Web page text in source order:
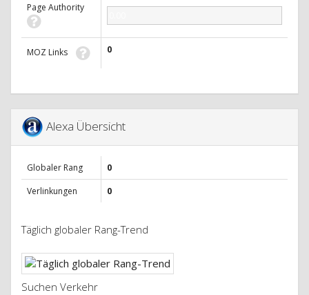
Page Authority
MOZ Links 0
Alexa Übersicht
Globaler Rang
0
Verlinkungen
0
Täglich globaler Rang-Trend
Suchen Verkehr